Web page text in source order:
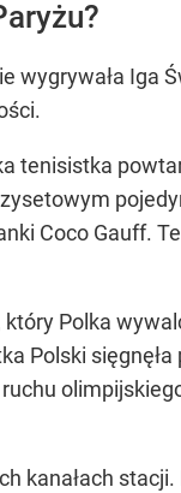
Iga
tenisistka
Coco Gauff.
Polka
Polski
kanałach